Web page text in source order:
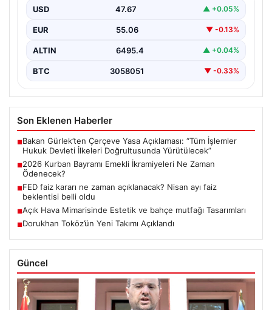
milyon emekli vatandaşın gözü kulağı bayram
ikramiyesi…
USD 47.67 ▲ +0.05%
EUR 55.06 ▼ -0.13%
ALTIN 6495.4 ▲ +0.04%
BTC 3058051 ▼ -0.33%
Son Eklenen Haberler
■Bakan Gürlek’ten Çerçeve Yasa Açıklaması: “Tüm İşlemler
Hukuk Devleti İlkeleri Doğrultusunda Yürütülecek”
■2026 Kurban Bayramı Emekli İkramiyeleri Ne Zaman
Ödenecek?
■FED faiz kararı ne zaman açıklanacak? Nisan ayı faiz
beklentisi belli oldu
■Açık Hava Mimarisinde Estetik ve bahçe mutfağı Tasarımları
■Dorukhan Toköz’ün Yeni Takımı Açıklandı
Güncel